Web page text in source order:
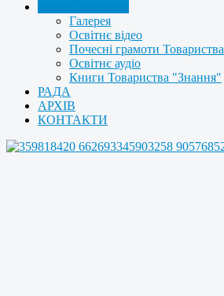
Галерея
Освітнє відео
Почесні грамоти Товариства
Освітнє аудіо
Книги Товариства "Знання"
РАДА
АРХІВ
КОНТАКТИ